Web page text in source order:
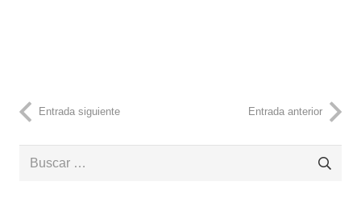
Entrada siguiente Entrada anterior
Buscar: